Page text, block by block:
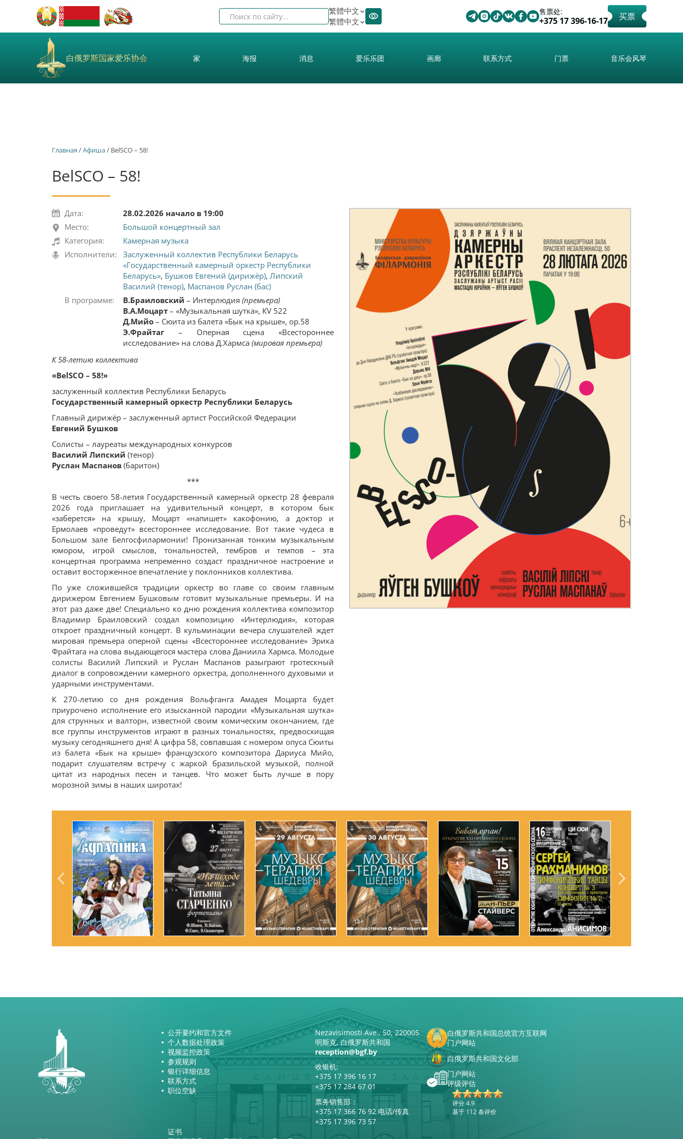
售票处:
+375 17 396-16-17 买票
繁體中文
繁體中文
白俄罗斯国家爱乐协会 家 海报 消息 爱乐乐团 画廊 联系方式 门票 音乐会风琴
Главная /Афиша/ BelSCO – 58!
BelSCO – 58!
Дата:
28.02.2026 начало в 19:00
Место:
Большой концертный зал
Категория:
Камерная музыка
Исполнители:
Заслуженный коллектив Республики Беларусь
«Государственный камерный оркестр Республики
Беларусь», Бушков Евгений (дирижёр), Липский
Василий (тенор), Маспанов Руслан (бас)
В программе:
В.Браиловский – Интерлюдия (премьера)
В.А.Моцарт – «Музыкальная шутка», КV 522
Д.Мийо – Сюита из балета «Бык на крыше», ор.58
Э.Фрайтаг – Оперная сцена «Всестороннее
исследование» на слова Д.Хармса (мировая премьера)
К 58-летию коллектива
«BelSCO – 58!»
заслуженный коллектив Республики Беларусь
Государственный камерный оркестр Республики Беларусь
Главный дирижёр – заслуженный артист Российской Федерации
Евгений Бушков
Солисты – лауреаты международных конкурсов
Василий Липский (тенор)
Руслан Маспанов (баритон)
***
В честь своего 58-летия Государственный камерный оркестр 28 февраля
2026 года приглашает на удивительный концерт, в котором бык
«заберется» на крышу, Моцарт «напишет» какофонию, а доктор и
Ермолаев «проведут» всестороннее исследование. Вот такие чудеса в
Большом зале Белгосфилармонии! Пронизанная тонким музыкальным
юмором, игрой смыслов, тональностей, тембров и темпов – эта
концертная программа непременно создаст праздничное настроение и
оставит восторженное впечатление у поклонников коллектива.
По уже сложившейся традиции оркестр во главе со своим главным
дирижером Евгением Бушковым готовит музыкальные премьеры. И на
этот раз даже две! Специально ко дню рождения коллектива композитор
Владимир Браиловский создал композицию «Интерлюдия», которая
откроет праздничный концерт. В кульминации вечера слушателей ждет
мировая премьера оперной сцены «Всестороннее исследование» Эрика
Фрайтага на слова выдающегося мастера слова Даниила Хармса. Молодые
солисты Василий Липский и Руслан Маспанов разыграют гротескный
диалог в сопровождении камерного оркестра, дополненного духовыми и
ударными инструментами.
К 270-летию со дня рождения Вольфганга Амадея Моцарта будет
приурочено исполнение его изысканной пародии «Музыкальная шутка»
для струнных и валторн, известной своим комическим окончанием, где
все группы инструментов играют в разных тональностях, предвосхищая
музыку сегодняшнего дня! А цифра 58, совпавшая с номером опуса Сюиты
из балета «Бык на крыше» французского композитора Дариуса Мийо,
подарит слушателям встречу с жаркой бразильской музыкой, полной
цитат из народных песен и танцев. Что может быть лучше в пору
морозной зимы в наших широтах!
公开要约和官方文件
个人数据处理政策
视频监控政策
参观规则
银行详细信息
联系方式
职位空缺
Nezavisimosti Ave., 50, 220005
明斯克, 白俄罗斯共和国
reception@bgf.by
收银机:
+375 17 396 16 17
+375 17 284 67 01
票务销售部：
+375 17 366 76 92 电话/传真
+375 17 396 73 57
证书
白俄罗斯共和国总统官方互联网
门户网站
白俄罗斯共和国文化部
门户网站
评级评估
评分 4.9
基于 112 条评价